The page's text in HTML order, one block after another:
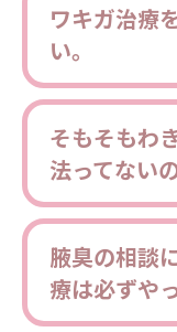
ワキガ治療
い。
そもそもわ
法ってない
腋臭の相談
療は必ずや